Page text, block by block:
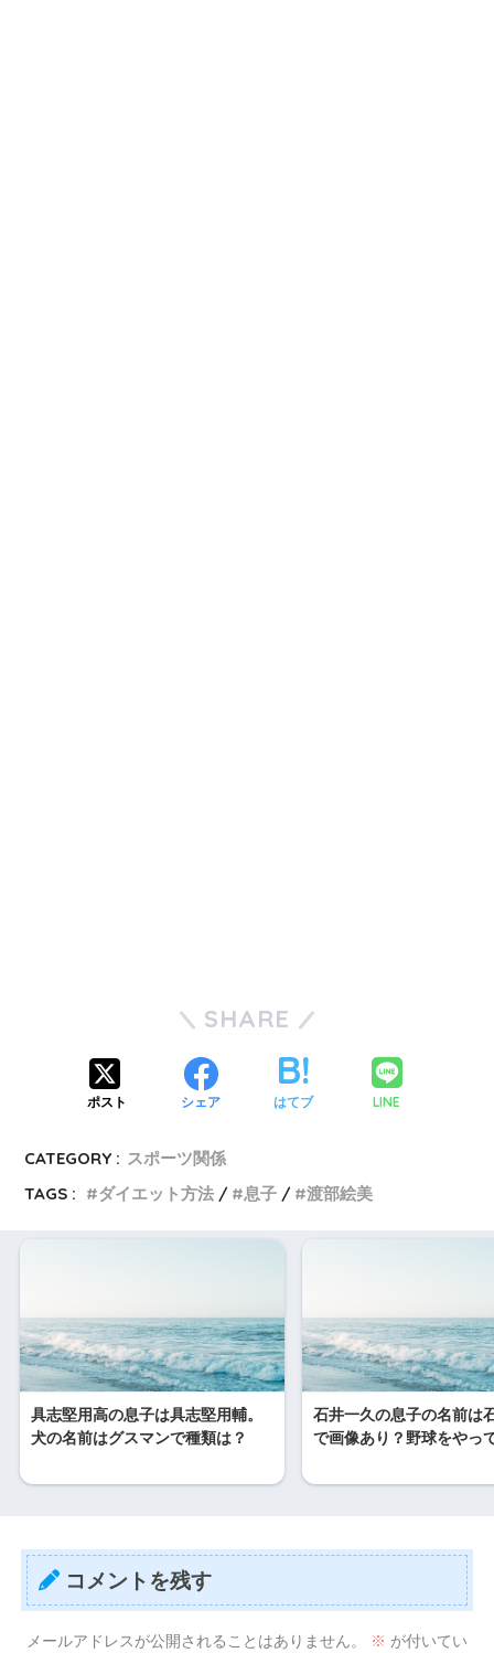
SHARE
ポスト シェア はてブ LINE
CATEGORY : スポーツ関係
TAGS :
ダイエット方法 息子 渡部絵美
具志堅用高の息子は具志堅用輔。
犬の名前はグスマンで種類は？
石井一久の息子の名前は
で画像あり？野球をやっ
コメントを残す
メールアドレスが公開されることはありません。 ※ が付いてい